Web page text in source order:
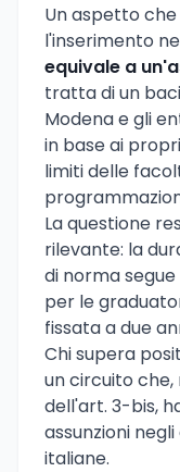
Un aspetto
l'inserimento
equivale a
tratta di un
Modena e gli
in base ai
limiti delle
La questione
rilevante: la
di norma
per le
fissata a due
Chi supera
un circuito
dell'art. 3-bis,
assunzioni
italiane.